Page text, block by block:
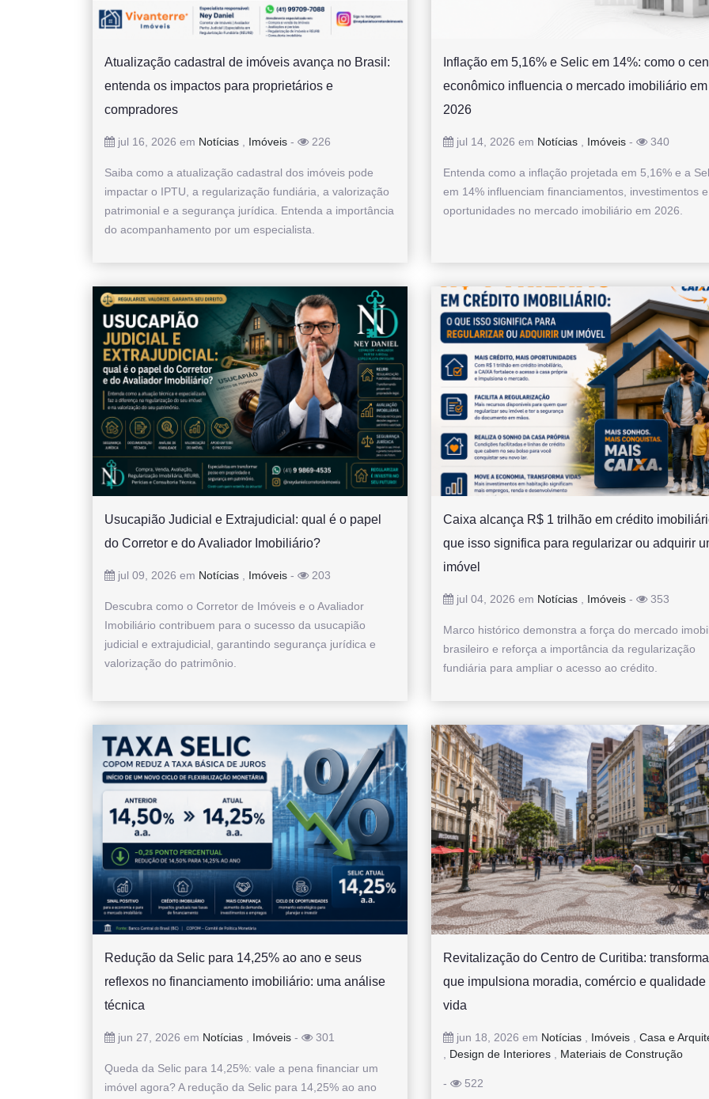
Atualização cadastral de imóveis avança no Brasil:
entenda os impactos para proprietários e
compradores
jul 16, 2026 em Notícias Imóveis - 226
Saiba como a atualização cadastral dos imóveis pode
impactar o IPTU, a regularização fundiária, a valorização
patrimonial e a segurança jurídica. Entenda a importância
do acompanhamento por um especialista.
Inflação em 5,16% e Selic em 14%: como o
econômico influencia o mercado imobiliário em
2026
jul 14, 2026 em Notícias, Imóveis- 340
Entenda como a inflação projetada em 5,16% e a
em 14% influenciam financiamentos, investimentos e
oportunidades no mercado imobiliário em 2026.
Usucapião Judicial e Extrajudicial: qual é o papel
do Corretor e do Avaliador Imobiliário?
jul 09, 2026 em Notícias Imóveis - 203
Descubra como o Corretor de Imóveis e o Avaliador
Imobiliário contribuem para o sucesso da usucapião
judicial e extrajudicial, garantindo segurança jurídica e
valorização do patrimônio.
Caixa alcança R$ 1 trilhão em crédito
que isso significa para regularizar ou adquirir
imóvel
jul 04, 2026 em Notícias, Imóveis- 353
Marco histórico demonstra a força do mercado
brasileiro e reforça a importância da regularização
fundiária para ampliar o acesso ao crédito.
Redução da Selic para 14,25% ao ano e seus
reflexos no financiamento imobiliário: uma análise
técnica
jun 27, 2026 em Notícias Imóveis - 301
Queda da Selic para 14,25%: vale a pena financiar um
imóvel agora? A redução da Selic para 14,25% ao ano
Revitalização do Centro de Curitiba:
que impulsiona moradia, comércio e qualidade
vida
jun 18, 2026 em Notícias, Imóveis, Casa e
Design de Interiores, Materiais de Construção
- 522